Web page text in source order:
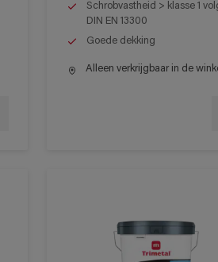
Schrobvastheid > klasse 1
DIN EN 13300
Goede dekking
Alleen verkrijgbaar in de